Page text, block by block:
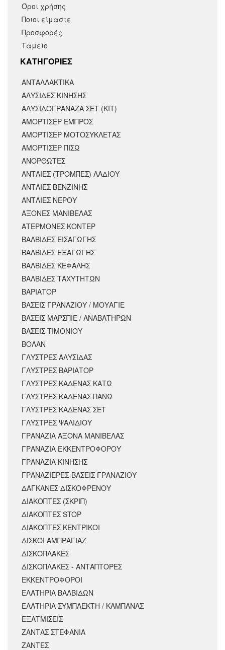
Όροι χρήσης
Ποιοι είμαστε
Προσφορές
Ταμείο
KΑΤΗΓΟΡΙΕΣ
ΑΝΤΑΛΛΑΚΤΙΚΆ
ΑΛΥΣΙΔΕΣ ΚΙΝΗΣΗΣ
ΑΛΥΣΙΔΟΓΡΑΝΑΖΑ ΣΕΤ (ΚΙΤ)
ΑΜΟΡΤΙΣΕΡ ΕΜΠΡΟΣ
ΑΜΟΡΤΙΣΈΡ ΜΟΤΟΣΥΚΛΈΤΑΣ
ΑΜΟΡΤΙΣΕΡ ΠΙΣΩ
ΑΝΟΡΘΩΤΕΣ
ΑΝΤΛΙΕΣ (ΤΡΟΜΠΕΣ) ΛΑΔΙΟΥ
ΑΝΤΛΙΕΣ ΒΕΝΖΙΝΗΣ
ΑΝΤΛΙΕΣ ΝΕΡΟΥ
ΑΞΟΝΕΣ ΜΑΝΙΒΕΛΑΣ
ΑΤΕΡΜΟΝΕΣ ΚΟΝΤΕΡ
ΒΑΛΒΙΔΕΣ ΕΙΣΑΓΩΓΗΣ
ΒΑΛΒΙΔΕΣ ΕΞΑΓΩΓΗΣ
ΒΑΛΒΙΔΕΣ ΚΕΦΑΛΗΣ
ΒΑΛΒΙΔΕΣ ΤΑΧΥΤΗΤΩΝ
ΒΑΡΙΑΤΟΡ
ΒΑΣΕΙΣ ΓΡΑΝΑΖΙΟΥ / ΜΟΥΑΓΙΕ
ΒΑΣΕΙΣ ΜΑΡΣΠΙΕ / ΑΝΑΒΑΤΗΡΩΝ
ΒΑΣΕΙΣ ΤΙΜΟΝΙΟΥ
ΒΟΛΑΝ
ΓΛΥΣΤΡΕΣ ΑΛΥΣΙΔΑΣ
ΓΛΥΣΤΡΕΣ ΒΑΡΙΑΤΟΡ
ΓΛΥΣΤΡΕΣ ΚΑΔΕΝΑΣ ΚΑΤΩ
ΓΛΥΣΤΡΕΣ ΚΑΔΕΝΑΣ ΠΑΝΩ
ΓΛΥΣΤΡΕΣ ΚΑΔΕΝΑΣ ΣΕΤ
ΓΛΥΣΤΡΕΣ ΨΑΛΙΔΙΟΥ
ΓΡΑΝΑΖΙΑ ΑΞΟΝΑ ΜΑΝΙΒΕΛΑΣ
ΓΡΑΝΑΖΙΑ ΕΚΚΕΝΤΡΟΦΟΡΟΥ
ΓΡΑΝΑΖΙΑ ΚΙΝΗΣΗΣ
ΓΡΑΝΑΖΙΕΡΕΣ-ΒΑΣΕΙΣ ΓΡΑΝΑΖΙΟΥ
ΔΑΓΚΑΝΕΣ ΔΙΣΚΟΦΡΕΝΟΥ
ΔΙΑΚΟΠΤΕΣ (ΣΚΡΙΠ)
ΔΙΑΚΟΠΤΕΣ STOP
ΔΙΑΚΟΠΤΕΣ ΚΕΝΤΡΙΚΟΙ
ΔΙΣΚΟΙ ΑΜΠΡΑΓΙΑΖ
ΔΙΣΚΟΠΛΑΚΕΣ
ΔΙΣΚΟΠΛΑΚΕΣ - ΑΝΤΑΠΤΟΡΕΣ
ΕΚΚΕΝΤΡΟΦΟΡΟΙ
ΕΛΑΤΗΡΙΑ ΒΑΛΒΙΔΩΝ
ΕΛΑΤΗΡΙΑ ΣΥΜΠΛΕΚΤΗ / ΚΑΜΠΑΝΑΣ
ΕΞΑΤΜΙΣΕΙΣ
ΖΑΝΤΑΣ ΣΤΕΦΑΝΙΑ
ΖΑΝΤΕΣ